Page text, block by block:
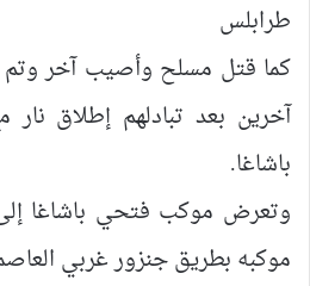
طرابلس
كما قتل مسلح وأصيب آخر وتم
آخرين بعد تبادلهم إطلاق
باشاغا.
وتعرض موكب فتحي باشاغا إلى
موكبه بطريق جنزور غربي